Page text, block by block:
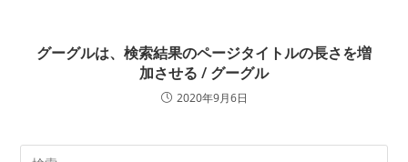
グーグルは、検索結果のページタイトルの長さを増
加させる / グーグル
2020年9月6日